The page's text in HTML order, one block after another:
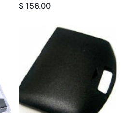
$ 156.00